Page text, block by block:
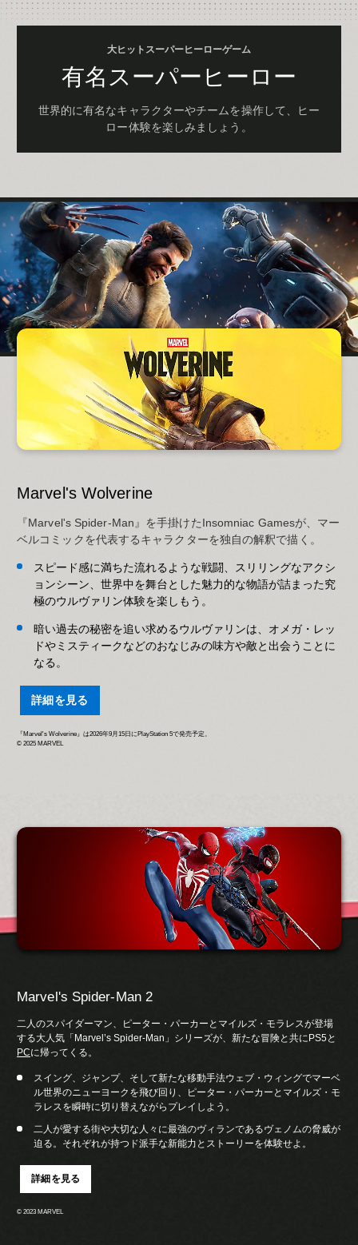
大ヒットスーパーヒーローゲーム
有名スーパーヒーロー
世界的に有名なキャラクターやチームを操作して、ヒー
ロー体験を楽しみましょう。
Marvel's Wolverine
『Marvel's Spider-Man』を手掛けたInsomniac Gamesが、マー
ベルコミックを代表するキャラクターを独自の解釈で描く。
スピード感に満ちた流れるような戦闘、スリリングなアクシ
ョンシーン、世界中を舞台とした魅力的な物語が詰まった究
極のウルヴァリン体験を楽しもう。
暗い過去の秘密を追い求めるウルヴァリンは、オメガ・レッ
ドやミスティークなどのおなじみの味方や敵と出会うことに
なる。
詳細を見る
『Marvel's Wolverine』は2026年9月15日にPlayStation 5で発売予定。
© 2025 MARVEL
Marvel's Spider-Man 2
二人のスパイダーマン、ピーター・パーカーとマイルズ・モラレスが登場
する大人気「Marvel’s Spider-Man」シリーズが、新たな冒険と共にPS5と
PCに帰ってくる。
スイング、ジャンプ、そして新たな移動手法ウェブ・ウィングでマーベ
ル世界のニューヨークを飛び回り、ピーター・パーカーとマイルズ・モ
ラレスを瞬時に切り替えながらプレイしよう。
二人が愛する街や大切な人々に最強のヴィランであるヴェノムの脅威が
迫る。それぞれが持つド派手な新能力とストーリーを体験せよ。
詳細を見る
© 2023 MARVEL